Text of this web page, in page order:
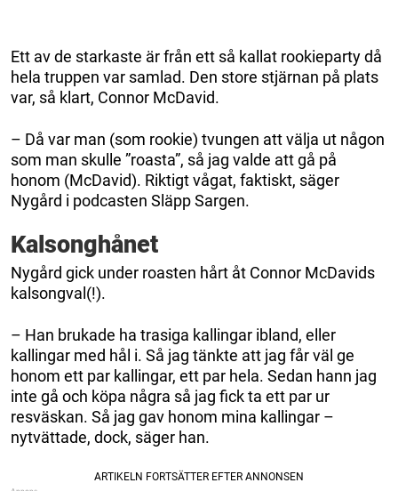
Ett av de starkaste är från ett så kallat rookieparty då
hela truppen var samlad. Den store stjärnan på plats
var, så klart, Connor McDavid.
– Då var man (som rookie) tvungen att välja ut någon
som man skulle ”roasta”, så jag valde att gå på
honom (McDavid). Riktigt vågat, faktiskt, säger
Nygård i podcasten Släpp Sargen.
Kalsonghånet
Nygård gick under roasten hårt åt Connor McDavids
kalsongval(!).
– Han brukade ha trasiga kallingar ibland, eller
kallingar med hål i. Så jag tänkte att jag får väl ge
honom ett par kallingar, ett par hela. Sedan hann jag
inte gå och köpa några så jag fick ta ett par ur
resväskan. Så jag gav honom mina kallingar –
nytvättade, dock, säger han.